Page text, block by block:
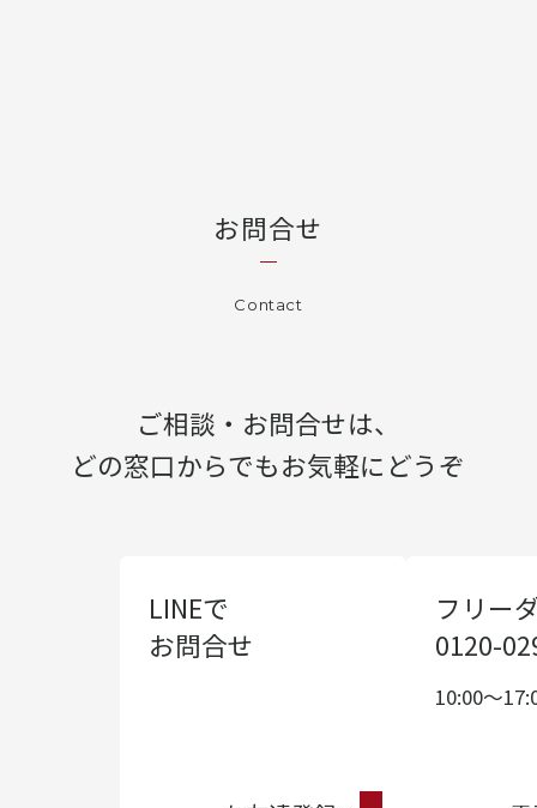
お問合せ
Contact
ご相談・お問合せは、
どの窓口からでもお気軽にどうぞ
LINEで
お問合せ
フリー
0120-
10:00〜